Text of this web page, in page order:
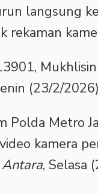
langsung
rekaman
(23/2/
Polda Metro
kamera
Antara, Selasa